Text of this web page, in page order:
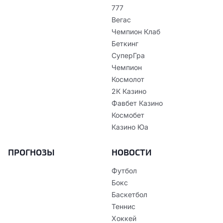
777
Вегас
Чемпион Клаб
Беткинг
СуперГра
Чемпион
Космолот
2К Казино
Фавбет Казино
Космобет
Казино Юа
ПРОГНОЗЫ НОВОСТИ
Футбол
Бокс
Баскетбол
Теннис
Хоккей